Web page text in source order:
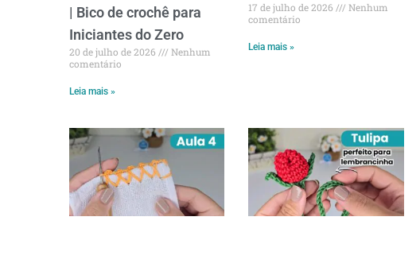
| Bico de crochê para
Iniciantes do Zero
20 de julho de 2026
Nenhum
comentário
Leia mais »
17 de julho de 2026
Nenhum
comentário
Leia mais »